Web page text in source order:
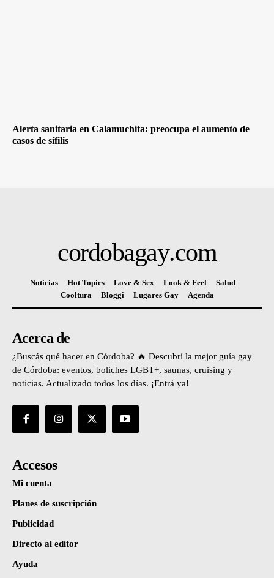
Alerta sanitaria en Calamuchita: preocupa el aumento de
casos de sífilis
cordobagay.com
Noticias Hot Topics Love & Sex Look & Feel
Salud
Cooltura
Bloggi Lugares Gay Agenda
Acerca de
¿Buscás qué hacer en Córdoba? 🔥 Descubrí la mejor guía gay
de Córdoba: eventos, boliches LGBT+, saunas, cruising y
noticias. Actualizado todos los días. ¡Entrá ya!
Accesos
Mi cuenta
Planes de suscripción
Publicidad
Directo al editor
Ayuda